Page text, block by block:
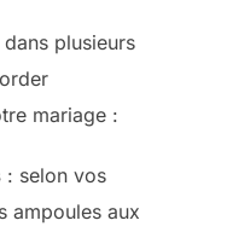
plusieurs
mariage :
: selon vos
ampoules aux